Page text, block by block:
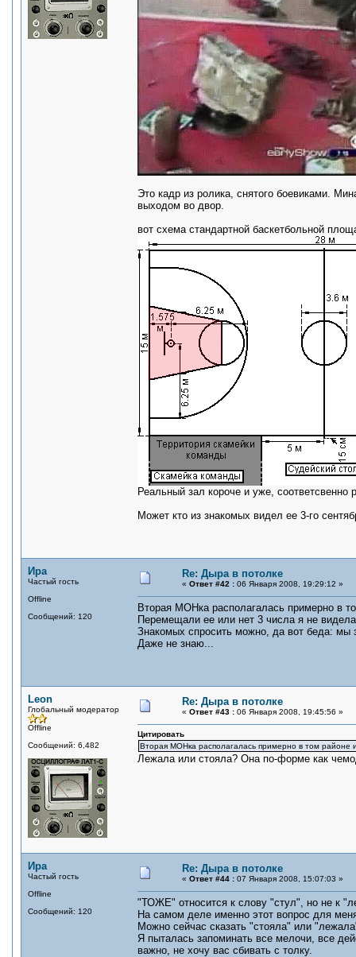
Это кадр из ролика, снятого боевиками.
выходом во двор.
вот схема стандартной баскетбольной
Реальный зал короче и уже,
Может кто из знакомых видел ее 3-го
Ира
Частый гость
Offline
Сообщений: 120
Re: Дыра в потолке
« Ответ #42 : 06 Января 2008, 19:29:12 »
Вторая МОНка располагалась примерно в
Перемещали ее или нет 3 числа я не
Знакомых спросить можно, да вот беда: мы
Даже не знаю...
Leon
Глобальный модератор
Offline
Сообщений: 6,482
Re: Дыра в потолке
« Ответ #43 : 06 Января 2008, 19:45:56 »
Цитировать
Вторая МОНка располагалась примерно в том районе
Лежала или стояла? Она по-форме как
Ира
Частый гость
Offline
Сообщений: 120
Re: Дыра в потолке
« Ответ #44 : 07 Января 2008, 15:07:03 »
"ТОЖЕ" относится к слову "стул", но не к
На самом деле именно этот вопрос для
Можно сейчас сказать "стояла" или
Я пыталась запоминать все мелочи, все
важно, не хочу вас сбивать с толку.